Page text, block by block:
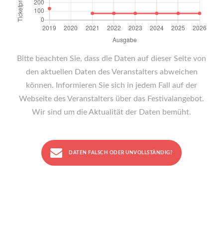
Bitte beachten Sie, dass die Daten auf dieser Seite von
den aktuellen Daten des Veranstalters abweichen
können. Informieren Sie sich in jedem Fall auf der
Webseite des Veranstalters über das Festivalangebot.
Wir sind um die Aktualität der Daten bemüht.
DATEN FALSCH ODER UNVOLLSTÄNDIG?